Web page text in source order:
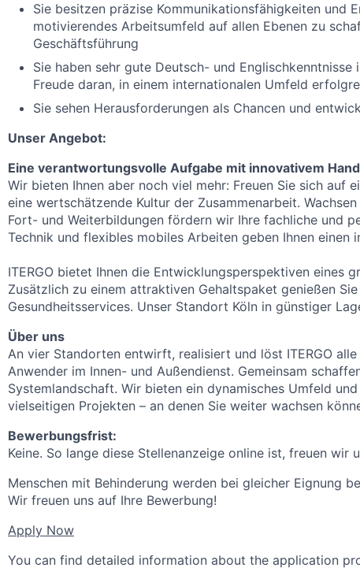
Sie besitzen präzise Kommunikationsfähigkeiten und
motivierendes Arbeitsumfeld auf allen Ebenen zu
Geschäftsführung
Sie haben sehr gute Deutsch- und
Freude daran, in einem internationalen Umfeld
Sie sehen Herausforderungen als Chancen und
Unser Angebot:
Eine verantwortungsvolle Aufgabe mit innovativem
Wir bieten Ihnen aber noch viel mehr: Freuen Sie sich auf
eine wertschätzende Kultur der Zusammenarbeit.
Fort- und Weiterbildungen fördern wir Ihre fachliche und
Technik und flexibles mobiles Arbeiten geben Ihnen einen
ITERGO bietet Ihnen die Entwicklungsperspektiven eines
Zusätzlich zu einem attraktiven Gehaltspaket genießen
Gesundheitsservices. Unser Standort Köln in günstiger
Über uns
An vier Standorten entwirft, realisiert und löst ITERGO
Anwender im Innen- und Außendienst. Gemeinsam
Systemlandschaft. Wir bieten ein dynamisches Umfeld
vielseitigen Projekten – an denen Sie weiter wachsen
Bewerbungsfrist:
Keine. So lange diese Stellenanzeige online ist, freuen wir
Menschen mit Behinderung werden bei gleicher Eignung
Wir freuen uns auf Ihre Bewerbung!
Apply Now
You can find detailed information about the application